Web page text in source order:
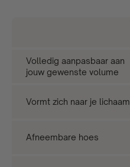
Volledig aanpasbaar aan
jouw gewenste volume
Vormt zich naar je lichaam
Afneembare hoes